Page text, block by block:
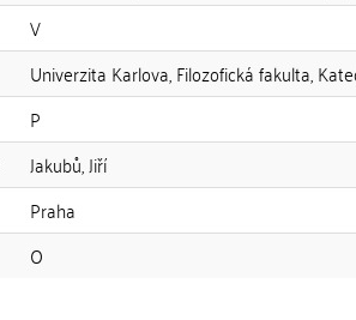
V
Univerzita Karlova, Filozofická fakulta,
P
Jakubů, Jiří
Praha
O